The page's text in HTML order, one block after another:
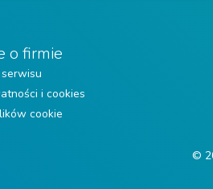
o firmie
i cookies
cookie
©